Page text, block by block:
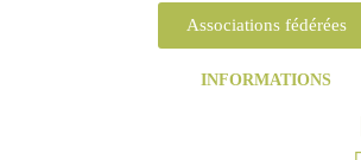
Associations fédérées
INFORMATIONS